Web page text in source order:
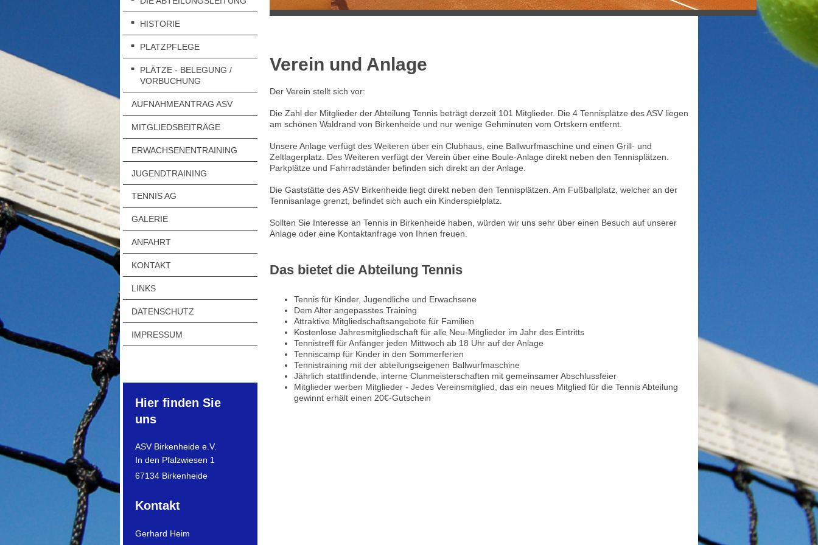
HISTORIE
PLATZPFLEGE
PLÄTZE - BELEGUNG /
VORBUCHUNG
AUFNAHMEANTRAG ASV
MITGLIEDSBEITRÄGE
ERWACHSENENTRAINING
JUGENDTRAINING
TENNIS AG
GALERIE
ANFAHRT
KONTAKT
LINKS
DATENSCHUTZ
IMPRESSUM
Hier finden Sie
uns
ASV Birkenheide e.V.
In den Pfalzwiesen 1
67134 Birkenheide
Kontakt
Gerhard Heim
Verein und Anlage
Der Verein stellt sich vor:
Die Zahl der Mitglieder der Abteilung Tennis beträgt derzeit 101 Mitglieder. Die 4 Tennisplätze des ASV liegen
am schönen Waldrand von Birkenheide und nur wenige Gehminuten vom Ortskern entfernt.
Unsere Anlage verfügt des Weiteren über ein Clubhaus, eine Ballwurfmaschine und einen Grill- und
Zeltlagerplatz. Des Weiteren verfügt der Verein über eine Boule-Anlage direkt neben den Tennisplätzen.
Parkplätze und Fahrradständer befinden sich direkt an der Anlage.
Die Gaststätte des ASV Birkenheide liegt direkt neben den Tennisplätzen. Am Fußballplatz, welcher an der
Tennisanlage grenzt, befindet sich auch ein Kinderspielplatz.
Sollten Sie Interesse an Tennis in Birkenheide haben, würden wir uns sehr über einen Besuch auf unserer
Anlage oder eine Kontaktanfrage von Ihnen freuen.
Das bietet die Abteilung Tennis
Tennis für Kinder, Jugendliche und Erwachsene
Dem Alter angepasstes Training
Attraktive Mitgliedschaftsangebote für Familien
Kostenlose Jahresmitgliedschaft für alle Neu-Mitglieder im Jahr des Eintritts
Tennistreff für Anfänger jeden Mittwoch ab 18 Uhr auf der Anlage
Tenniscamp für Kinder in den Sommerferien
Tennistraining mit der abteilungseigenen Ballwurfmaschine
Jährlich stattfindende, interne Clunmeisterschaften mit gemeinsamer Abschlussfeier
Mitglieder werben Mitglieder - Jedes Vereinsmitglied, das ein neues Mitglied für die Tennis Abteilung
gewinnt erhält einen 20€-Gutschein